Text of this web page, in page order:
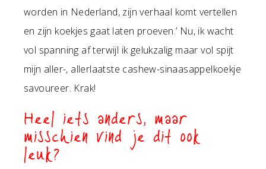
worden in Nederland, zijn verhaal komt vertellen
en zijn koekjes gaat laten proeven.’ Nu, ik wacht
vol spanning af terwijl ik gelukzalig maar vol spijt
mijn aller-, allerlaatste cashew-sinaasappelkoekje
savoureer. Krak!
Heel iets anders, maar
misschien vind je dit ook
leuk?